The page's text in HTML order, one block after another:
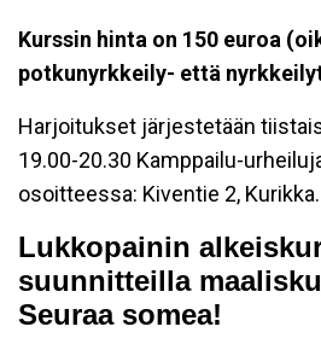
Kurssin hinta on 150 euroa
potkunyrkkeily- että
Harjoitukset järjestetään
19.00-20.30 Kamppailu-
osoitteessa: Kiventie 2, Kurikka.
Lukkopainin
suunnitteilla
Seuraa somea!